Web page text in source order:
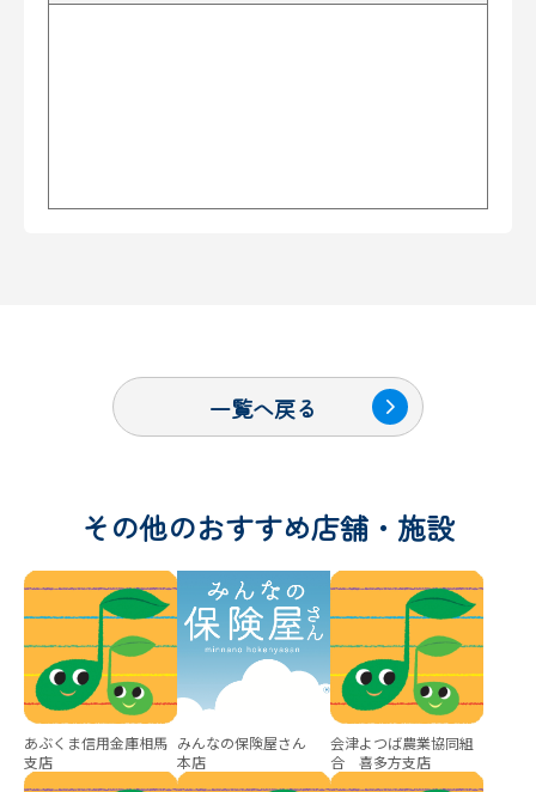
一覧へ戻る
その他のおすすめ店舗・施設
あぶくま信用金庫相馬
支店
みんなの保険屋さん
本店
会津よつば農業協同組
合 喜多方支店